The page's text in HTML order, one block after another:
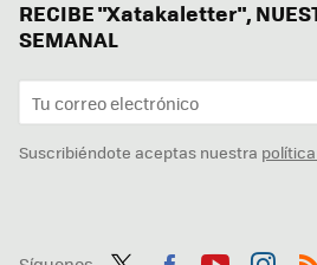
RECIBE "Xatakaletter",
SEMANAL
Suscribiéndote aceptas nuestra